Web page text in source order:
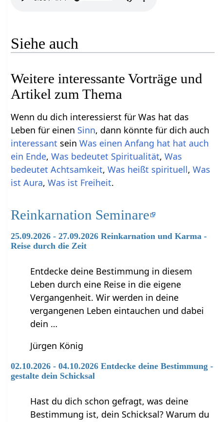
Siehe auch
Weitere interessante Vorträge und
Artikel zum Thema
Wenn du dich interessierst für Was hat das
Leben für einen Sinn, dann könnte für dich auch
interessant seinWas einen Anfang hat hat auch
ein Ende,Was bedeutet Spiritualität,Was
bedeutet Achtsamkeit,Was heißt spirituell,Was
ist Aura,Was ist Freiheit.
Reinkarnation Seminare
25.09.2026 - 27.09.2026 Reinkarnation und Karma -
Reise durch die Zeit
Entdecke deine Bestimmung in diesem
Leben durch eine Reise in die eigene
Vergangenheit. Wir werden in deine
vergangenen Leben eintauchen und dabei
dein …
Jürgen König
02.10.2026 - 04.10.2026 Entdecke deine Bestimmung -
gestalte dein Schicksal
Hast du dich schon gefragt, was deine
Bestimmung ist, dein Schicksal? Warum du